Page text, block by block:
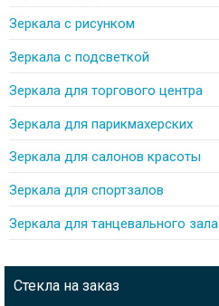
Зеркала с рисунком
Зеркала с подсветкой
Зеркала для торгового центра
Зеркала для парикмахерских
Зеркала для салонов красоты
Зеркала для спортзалов
Зеркала для танцевального зала
Стекла на заказ